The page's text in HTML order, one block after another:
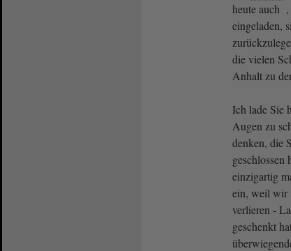
heute auch ,
eingeladen,
die vielen
Anhalt zu
Ich lade Sie
Augen zu
denken, die
geschlossen
einzigartig
ein, weil wir
verlieren -
geschenkt